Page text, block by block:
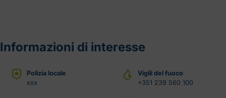
Informazioni di interesse
Polizia locale
xxx
Vigili del fuoco
+351 239 560 100